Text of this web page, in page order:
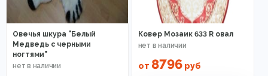
Овечья шкура "Белый
Медведь с черными
ногтями"
Ковер Мозаик 633 R овал
от 8796руб